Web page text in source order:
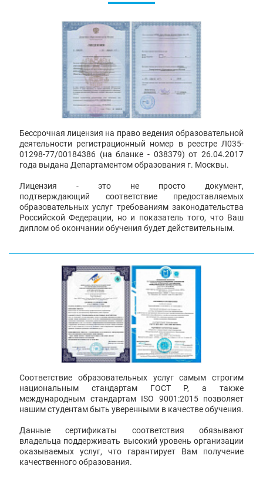
Бессрочная лицензия на право ведения образовательной
деятельности регистрационный номер в реестре Л035-
01298-77/00184386 (на бланке - 038379) от 26.04.2017
года выдана Департаментом образования г. Москвы.
Лицензия - это не просто документ,
подтверждающий соответствие предоставляемых
образовательных услуг требованиям законодательства
Российской Федерации, но и показатель того, что Ваш
диплом об окончании обучения будет действительным.
Соответствие образовательных услуг самым строгим
национальным стандартам ГОСТ Р, а также
международным стандартам ISO 9001:2015 позволяет
нашим студентам быть уверенными в качестве обучения.
Данные сертификаты соответствия обязывают
владельца поддерживать высокий уровень организации
оказываемых услуг, что гарантирует Вам получение
качественного образования.